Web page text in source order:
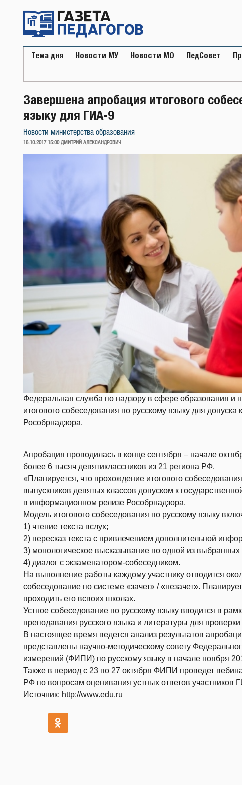
содержимому
Тема дня Новости МУ Новости МО ПедСовет
Завершена апробация итогового
языку для ГИА-9
Новости министерства образования
ОПУБЛИКОВАНО
16.10.2017 15:00 ДМИТРИЙ АЛЕКСАНДРОВИЧ
Федеральная служба по надзору в сфере образования и
итогового собеседования по русскому языку для
Рособрнадзора.
Апробация проводилась в конце сентября – начале
более 6 тысяч девятиклассников из 21 региона РФ.
«Планируется, что прохождение итогового
выпускников девятых классов допуском к
в информационном релизе Рособрнадзора.
Модель итогового собеседования по русскому языку
1) чтение текста вслух;
2) пересказ текста с привлечением дополнительной
3) монологическое высказывание по одной из выбранных
4) диалог с экзаменатором-собеседником.
На выполнение работы каждому участнику отводится
собеседование по системе «зачет» / «незачет».
проходить его всвоих школах.
Устное собеседование по русскому языку вводится в
преподавания русского языка и литературы для
В настоящее время ведется анализ результатов
представлены научно-методическому совету
измерений (ФИПИ) по русскому языку в начале ноября
Также в период с 23 по 27 октября ФИПИ проведет
РФ по вопросам оценивания устных ответов участников
Источник: http://www.edu.ru